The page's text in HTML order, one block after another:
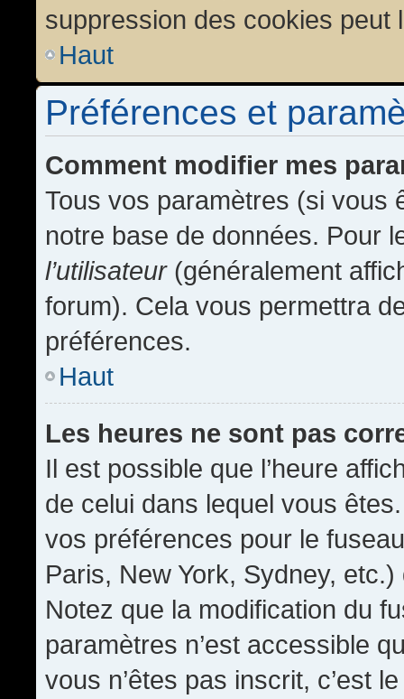
suppression des cookies peut
Haut
Préférences et
Comment modifier mes
Tous vos paramètres (si vous
notre base de données. Pour
l’utilisateur(généralement
forum). Cela vous permettra
préférences.
Haut
Les heures ne sont pas
Il est possible que l’heure
de celui dans lequel vous
vos préférences pour le
Paris, New York, Sydney,
Notez que la modification du
paramètres n’est accessible
vous n’êtes pas inscrit, c’est